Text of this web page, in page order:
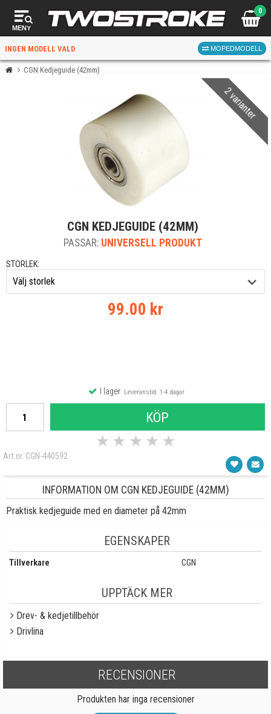
MENY
0
INGEN MODELL VALD MOPEDMODELL
FÖR RÄTT DELAR
VÄLJ
När du valt kommer butiken visa delar för vald moped
och universella produkter.
CGN Kedjeguide (42mm)
2 varianter
CGN KEDJEGUIDE (42MM)
PASSAR: UNIVERSELL PRODUKT
STORLEK:
99.00 kr
I lagerLeveranstid: 1-4 dagar
KÖP
★ ★ ★ ★ ★
Art.nr. CGN-440592
INFORMATION OM CGN KEDJEGUIDE (42MM)
Praktisk kedjeguide med en diameter på 42mm
EGENSKAPER
Tillverkare CGN
UPPTÄCK MER
Drev- & kedjetillbehör
Drivlina
RECENSIONER
Produkten har inga recensioner